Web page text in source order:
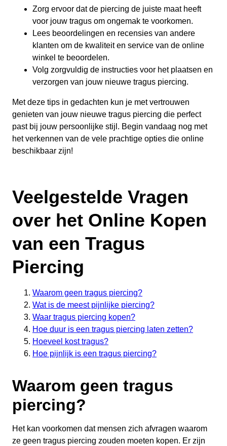
Zorg ervoor dat de piercing de juiste maat heeft
voor jouw tragus om ongemak te voorkomen.
Lees beoordelingen en recensies van andere
klanten om de kwaliteit en service van de online
winkel te beoordelen.
Volg zorgvuldig de instructies voor het plaatsen en
verzorgen van jouw nieuwe tragus piercing.
Met deze tips in gedachten kun je met vertrouwen
genieten van jouw nieuwe tragus piercing die perfect
past bij jouw persoonlijke stijl. Begin vandaag nog met
het verkennen van de vele prachtige opties die online
beschikbaar zijn!
Veelgestelde Vragen
over het Online Kopen
van een Tragus
Piercing
Waarom geen tragus piercing?
Wat is de meest pijnlijke piercing?
Waar tragus piercing kopen?
Hoe duur is een tragus piercing laten zetten?
Hoeveel kost tragus?
Hoe pijnlijk is een tragus piercing?
Waarom geen tragus
piercing?
Het kan voorkomen dat mensen zich afvragen waarom
ze geen tragus piercing zouden moeten kopen. Er zijn